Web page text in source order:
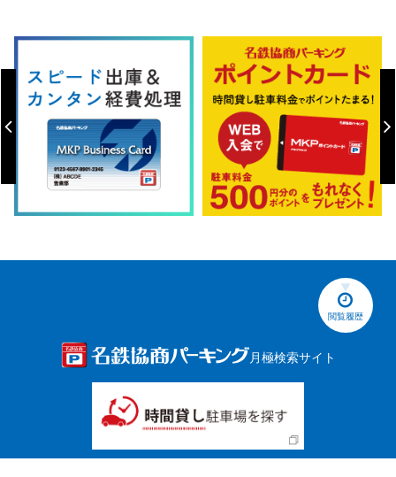
閲覧履歴
月極検索サイト